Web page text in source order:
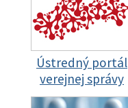
Ústredný portál
verejnej správy